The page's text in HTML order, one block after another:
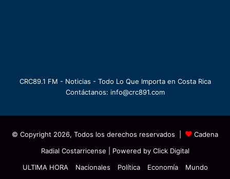
CRC89.1 FM - Noticias - Todo Lo Que Importa en Costa Rica
Contáctanos: info@crc891.com
© Copyright 2026, Todos los derechos reservados |
Cadena
Radial Costarricense | Powered by Click Digital
ULTIMA HORA
Nacionales Política Economía Mundo